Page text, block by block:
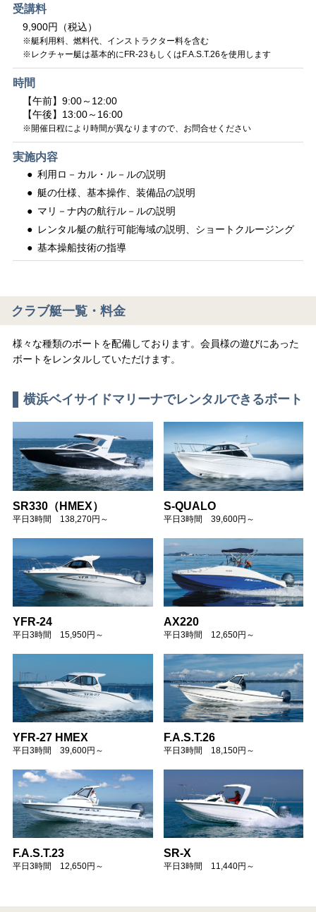
受講料
9,900円（税込）
※艇利用料、燃料代、インストラクター料を含む
※レクチャー艇は基本的にFR-23もしくはF.A.S.T.26を使用します
時間
【午前】9:00～12:00
【午後】13:00～16:00
※開催日程により時間が異なりますので、お問合せください
実施内容
利用ロ－カル・ル－ルの説明
艇の仕様、基本操作、装備品の説明
マリ－ナ内の航行ル－ルの説明
レンタル艇の航行可能海域の説明、ショートクルージング
基本操船技術の指導
クラブ艇一覧・料金
様々な種類のボートを配備しております。会員様の遊びにあった
ボートをレンタルしていただけます。
横浜ベイサイドマリーナでレンタルできるボート
SR330（HMEX）
平日3時間 138,270円～
S-QUALO
平日3時間 39,600円～
YFR-24
平日3時間 15,950円～
AX220
平日3時間 12,650円～
YFR-27 HMEX
平日3時間 39,600円～
F.A.S.T.26
平日3時間 18,150円～
F.A.S.T.23
平日3時間 12,650円～
SR-X
平日3時間 11,440円～